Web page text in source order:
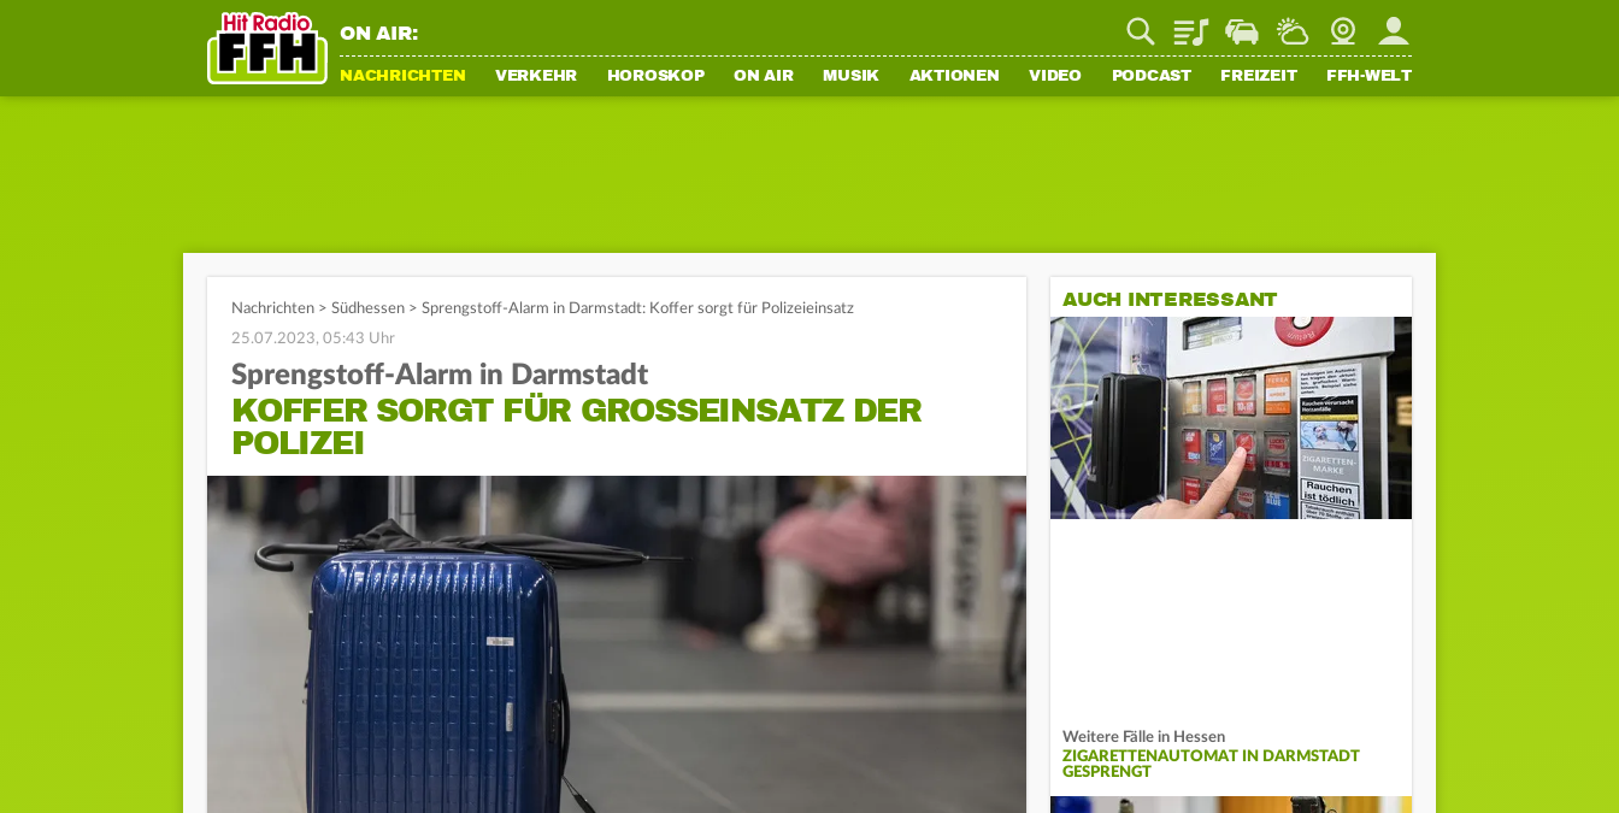
ON AIR: PlaylistStaupilotWetterWebcamMein FFH
NACHRICHTEN VERKEHR HOROSKOP ON AIR MUSIK AKTIONEN VIDEO PODCAST FREIZEIT FFH-WELT
Nachrichten > Südhessen > Sprengstoff-Alarm in Darmstadt: Koffer sorgt für Polizeieinsatz
25.07.2023, 05:43 Uhr
Sprengstoff-Alarm in Darmstadt
KOFFER SORGT FÜR GROSSEINSATZ DER P
OLIZEI
AUCH INTERESSANT
Weitere Fälle in Hessen
ZIGARETTENAUTOMAT IN DARMSTADT
GESPRENGT